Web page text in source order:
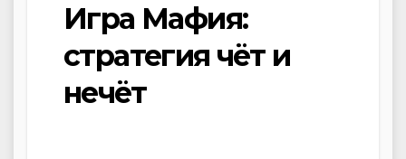
Игра Мафия:
стратегия чёт и
нечёт